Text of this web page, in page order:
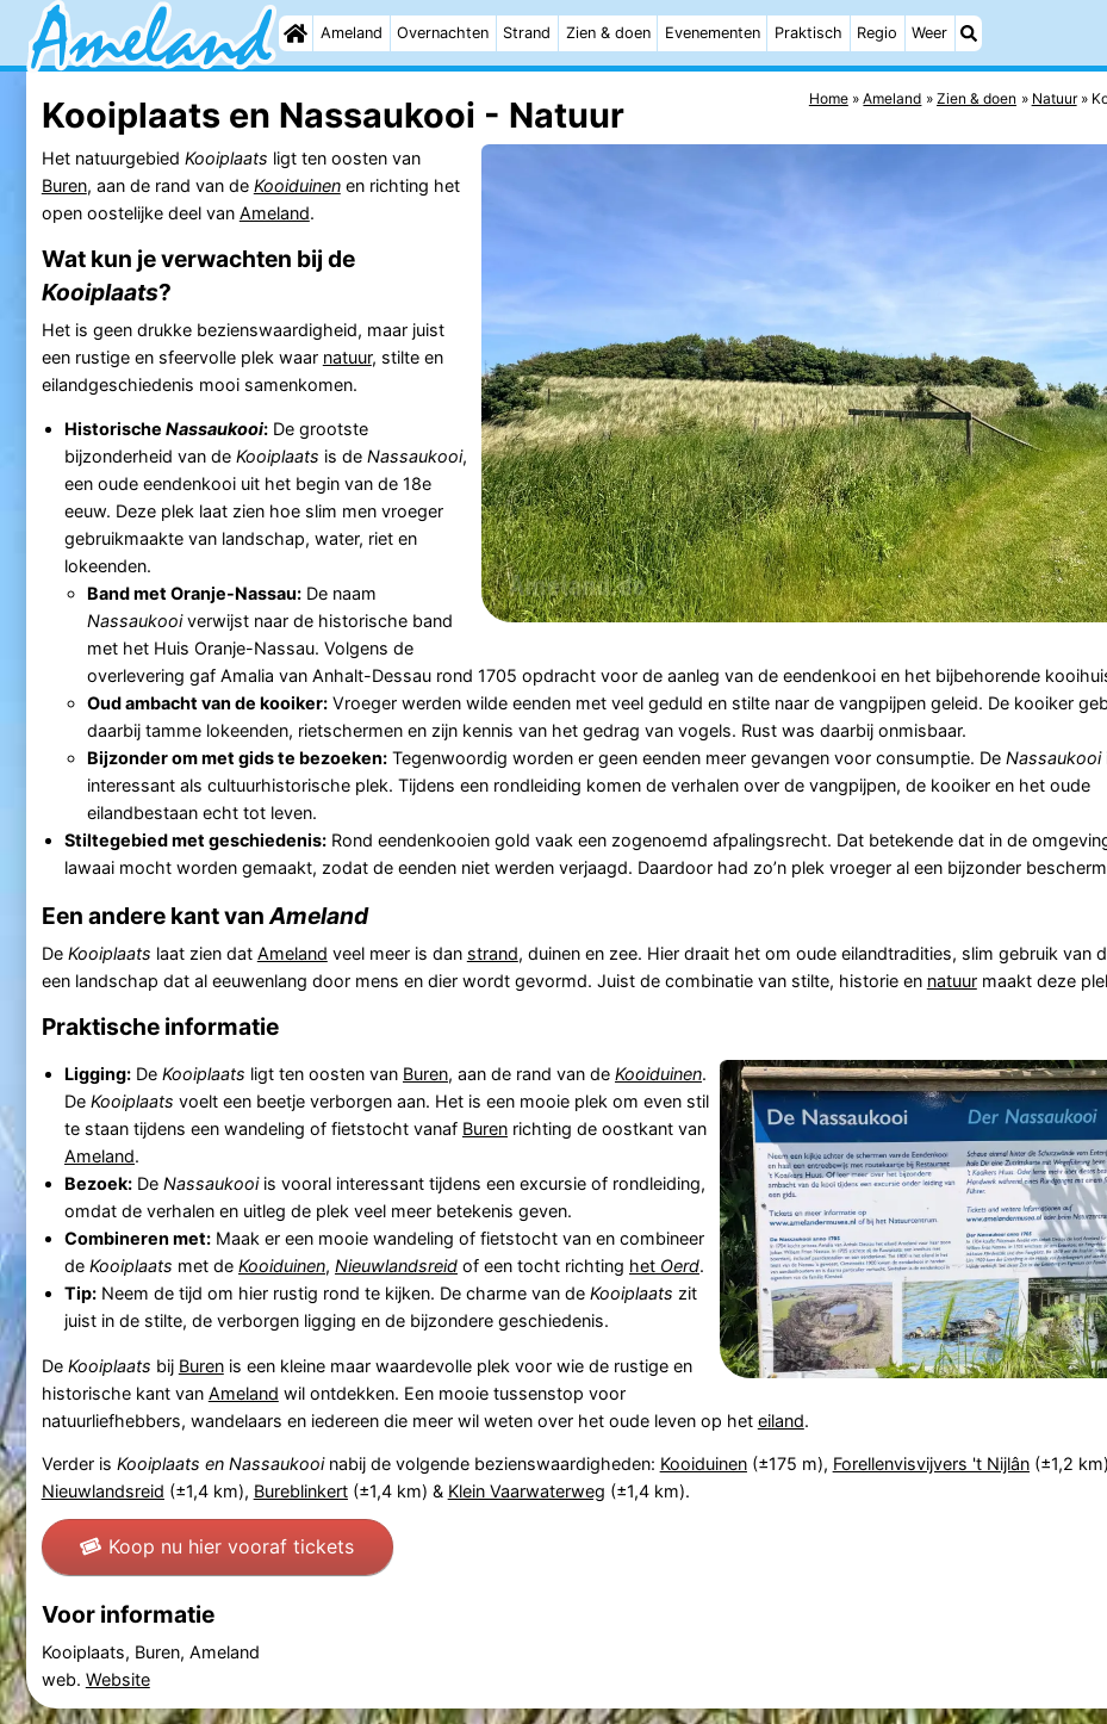
Ameland Overnachten Strand Zien & doen Evenementen Praktisch Regio Weer
Home Ameland Zien & doen Natuur
Kooiplaats en Nassaukooi - Natuur
Het natuurgebied Kooiplaats ligt ten oosten van
Buren, aan de rand van de Kooiduinenen richting het
open oostelijke deel van Ameland.
Wat kun je verwachten bij de
Kooiplaats?
Het is geen drukke bezienswaardigheid, maar juist
een rustige en sfeervolle plek waar natuur, stilte en
eilandgeschiedenis mooi samenkomen.
Historische Nassaukooi:De grootste
bijzonderheid van de Kooiplaats is de Nassaukooi,
een oude eendenkooi uit het begin van de 18e
eeuw. Deze plek laat zien hoe slim men vroeger
gebruikmaakte van landschap, water, riet en
lokeenden.
Band met Oranje-Nassau: De naam
Nassaukooiverwijst naar de historische band
met het Huis Oranje-Nassau. Volgens de
overlevering gaf Amalia van Anhalt-Dessau rond 1705 opdracht voor de aanleg van de eendenkooi en het bijbehorende
Oud ambacht van de kooiker: Vroeger werden wilde eenden met veel geduld en stilte naar de vangpijpen geleid. De kooiker
daarbij tamme lokeenden, rietschermen en zijn kennis van het gedrag van vogels. Rust was daarbij onmisbaar.
Bijzonder om met gids te bezoeken: Tegenwoordig worden er geen eenden meer gevangen voor consumptie. DeNassaukooi
interessant als cultuurhistorische plek. Tijdens een rondleiding komen de verhalen over de vangpijpen, de kooiker en het oude
eilandbestaan echt tot leven.
Stiltegebied met geschiedenis:Rond eendenkooien gold vaak een zogenoemd afpalingsrecht. Dat betekende dat in de
lawaai mocht worden gemaakt, zodat de eenden niet werden verjaagd. Daardoor had zo’n plek vroeger al een bijzonder
Een andere kant van Ameland
De Kooiplaats laat zien dat Ameland veel meer is dan strand, duinen en zee. Hier draait het om oude eilandtradities, slim gebruik van
een landschap dat al eeuwenlang door mens en dier wordt gevormd. Juist de combinatie van stilte, historie en natuurmaakt deze
Praktische informatie
Ligging:De Kooiplaats ligt ten oosten van Buren, aan de rand van de Kooiduinen.
De Kooiplaats voelt een beetje verborgen aan. Het is een mooie plek om even stil
te staan tijdens een wandeling of fietstocht vanaf Burenrichting de oostkant van
Ameland.
Bezoek:De Nassaukooiis vooral interessant tijdens een excursie of rondleiding,
omdat de verhalen en uitleg de plek veel meer betekenis geven.
Combineren met:Maak er een mooie wandeling of fietstocht van en combineer
de Kooiplaats met de Kooiduinen, Nieuwlandsreidof een tocht richting het Oerd.
Tip:Neem de tijd om hier rustig rond te kijken. De charme van de Kooiplaats zit
juist in de stilte, de verborgen ligging en de bijzondere geschiedenis.
De Kooiplaats bij Burenis een kleine maar waardevolle plek voor wie de rustige en
historische kant van Ameland wil ontdekken. Een mooie tussenstop voor
natuurliefhebbers, wandelaars en iedereen die meer wil weten over het oude leven op het eiland.
Verder is Kooiplaats en Nassaukooinabij de volgende bezienswaardigheden: Kooiduinen(±175 m), Forellenvisvijvers 't Nijlân(±1,2
Nieuwlandsreid (±1,4 km), Bureblinkert(±1,4 km) & Klein Vaarwaterweg (±1,4 km).
Koop nu hier vooraf tickets
Voor informatie
Kooiplaats, Buren, Ameland
web. Website